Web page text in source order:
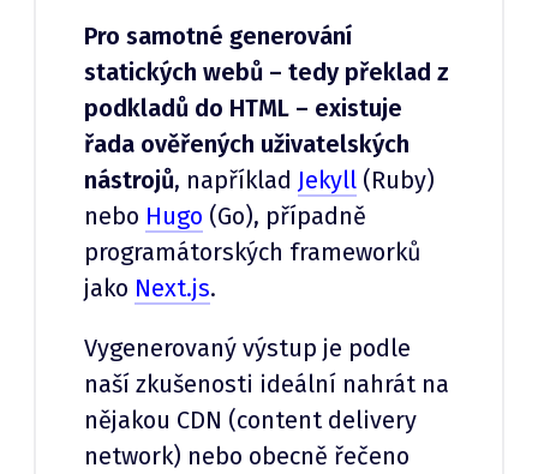
Pro samotné generování
statických webů – tedy překlad z
podkladů do HTML – existuje
řada ověřených uživatelských
nástrojů, například Jekyll (Ruby)
nebo Hugo (Go), případně
programátorských frameworků
jako Next.js.
Vygenerovaný výstup je podle
naší zkušenosti ideální nahrát na
nějakou CDN (content delivery
network) nebo obecně řečeno